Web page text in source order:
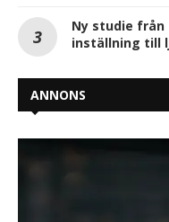
Ny studie från
inställning till
ANNONS